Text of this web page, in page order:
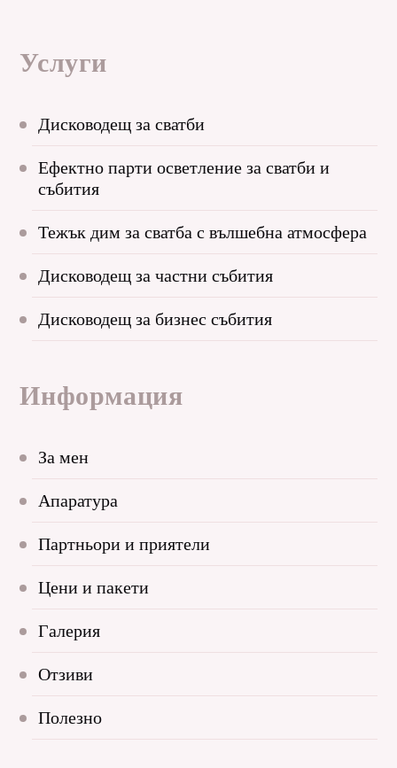
Услуги
Дисководещ за сватби
Ефектно парти осветление за сватби и
събития
Тежък дим за сватба с вълшебна атмосфера
Дисководещ за частни събития
Дисководещ за бизнес събития
Информация
За мен
Апаратура
Партньори и приятели
Цени и пакети
Галерия
Отзиви
Полезно